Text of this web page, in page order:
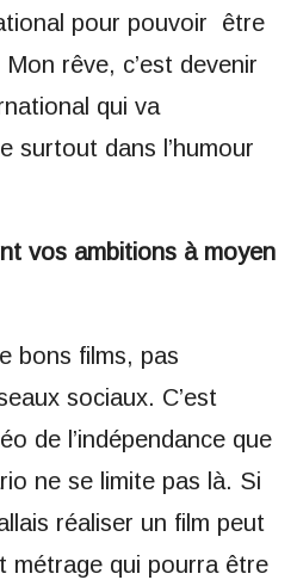
pour pouvoir être
rêve, c’est devenir
qui va
surtout dans l’humour
vos ambitions à moyen
bons films, pas
sociaux. C’est
de l’indépendance que
ne se limite pas là. Si
réaliser un film peut
métrage qui pourra être